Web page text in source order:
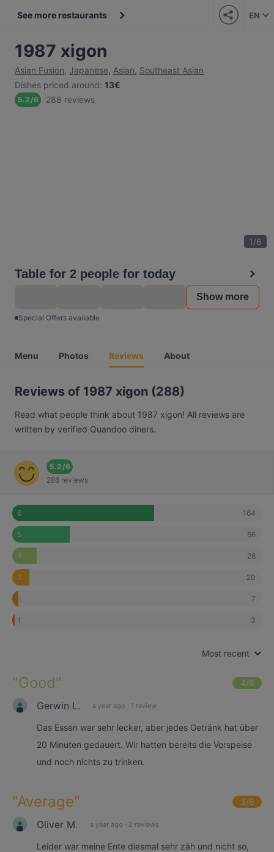
See more restaurants EN
1987 xigon
Asian Fusion, Japanese, Asian, Southeast Asian
Dishes priced around: 13€
5.2/6 288 reviews
1/6
Table for 2 people for today
Show more
Special Offers available
Menu Photos Reviews About
Reviews of 1987 xigon (288)
Read what people think about 1987 xigon! All reviews are
written by verified Quandoo diners.
5.2/6
288 reviews
6 164
5 66
4 28
3 20
2 7
1 3
Most recent
"Good" 4/6
Gerwin L. a year ago · 1 review
Das Essen war sehr lecker, aber jedes Getränk hat über
20 Minuten gedauert. Wir hatten bereits die Vorspeise
und noch nichts zu trinken.
"Average" 3/6
Oliver M. a year ago · 2 reviews
Leider war meine Ente diesmal sehr zäh und nicht so,